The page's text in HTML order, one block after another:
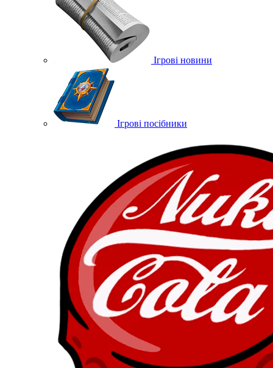
Ігрові новини
Ігрові посібники